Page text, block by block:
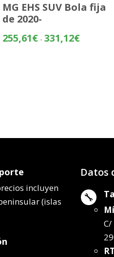
MG EHS SUV Bola fija
de 2020-
255,61€ - 331,12€Rango
incluyen
(islas
Datos
